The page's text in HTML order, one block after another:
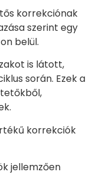
korrekciónak
szerint egy
belül.
is látott,
során. Ezek a
korrekciók
jellemzően